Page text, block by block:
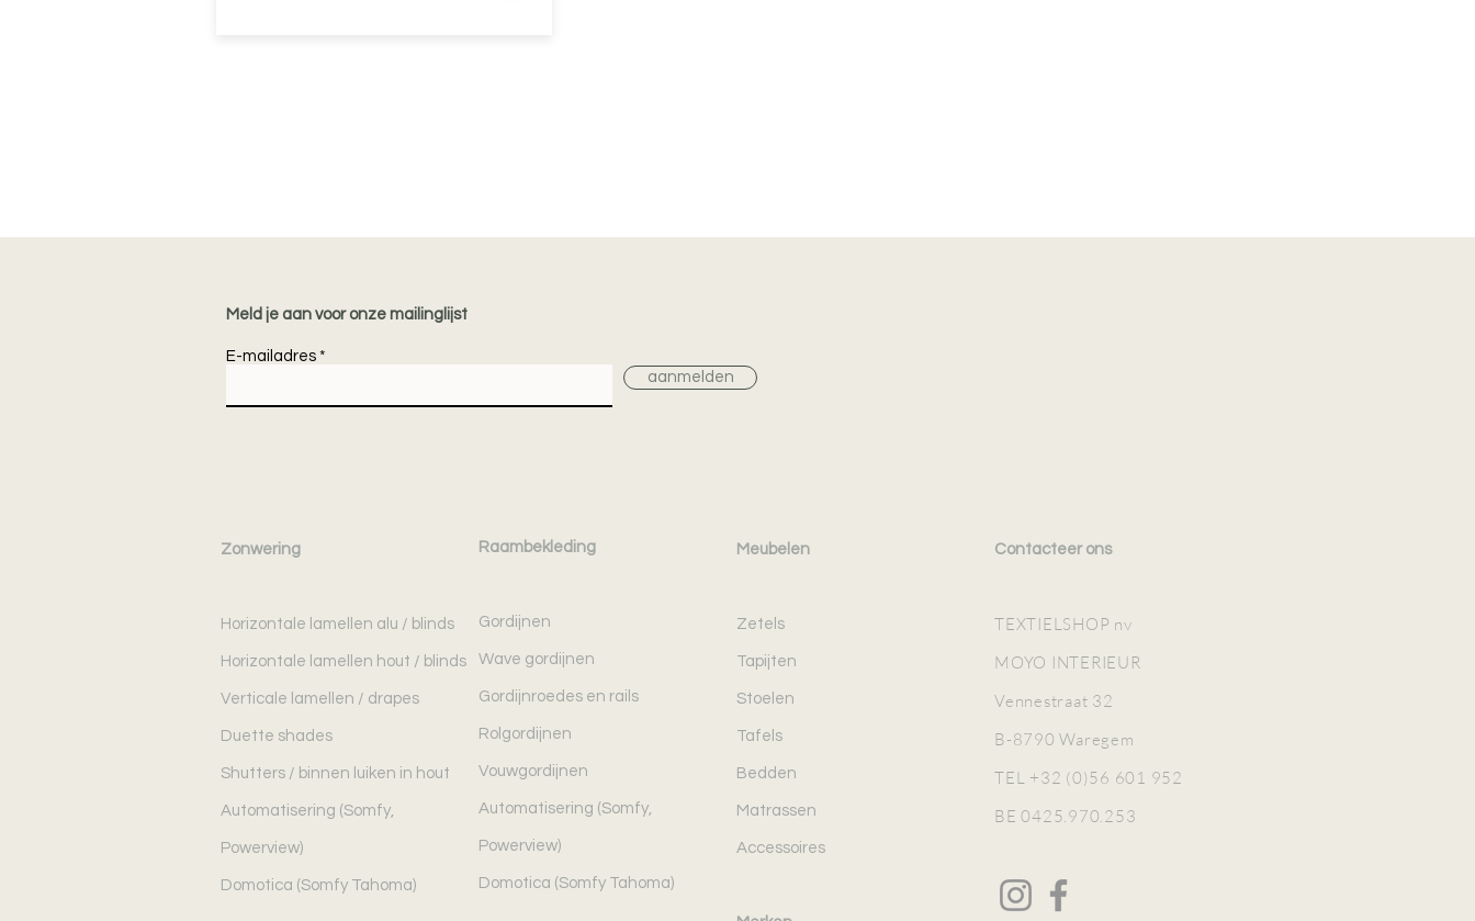
Meld je aan voor onze mailinglijst
E-mailadres
aanmelden
Zonwering
Horizontale lamellen alu / blinds
Horizontale lamellen hout / blinds
Verticale lamellen / drapes
Duette shades
Shutters / binnen luiken in hout
Automatisering (Somfy,
Powerview)
Domotica (Somfy Tahoma)
Raambekleding
Gordijnen
Wave gordijnen
Gordijnroedes en rails
Rolgordijnen
Vouwgordijnen
Automatisering (Somfy,
Powerview)
Domotica (Somfy Tahoma)
Meubelen
Zetels
Tapijten
Stoelen
Tafels
Bedden
Matrassen
Accessoires
Contacteer ons
TEXTIELSHOP nv
MOYO INTERIEUR
Vennestraat 32
B-8790 Waregem
TEL +32 (0)56 601 952
BE 0425.970.253